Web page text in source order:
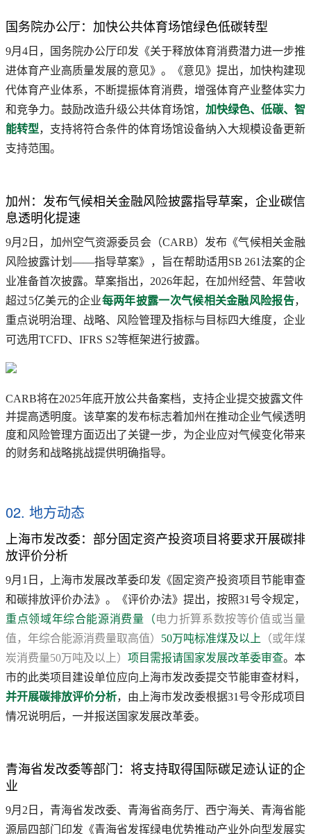
国务院办公厅：加快公共体育场馆绿色低碳转型
9月4日，国务院办公厅印发《关于释放体育消费潜力进一步推
进体育产业高质量发展的意见》。《意见》提出，加快构建现
代体育产业体系，不断提振体育消费，增强体育产业整体实力
和竞争力。鼓励改造升级公共体育场馆， 加快绿色、低碳、智
能转型，支持将符合条件的体育场馆设备纳入大规模设备更新
支持范围。
加州：发布气候相关金融风险披露指导草案，企业碳信
息透明化提速
9月2日，加州空气资源委员会（CARB）发布《气候相关金融
风险披露计划——指导草案》，旨在帮助适用SB 261法案的企
业准备首次披露。草案指出，2026年起，在加州经营、年营收
超过5亿美元的企业每两年披露一次气候相关金融风险报告，
重点说明治理、战略、风险管理及指标与目标四大维度，企业
可选用TCFD、IFRS S2等框架进行披露。
CARB将在2025年底开放公共备案档，支持企业提交披露文件
并提高透明度。该草案的发布标志着加州在推动企业气候透明
度和风险管理方面迈出了关键一步，为企业应对气候变化带来
的财务和战略挑战提供明确指导。
02. 地方动态
上海市发改委：部分固定资产投资项目将要求开展碳排
放评价分析
9月1日，上海市发展改革委印发《固定资产投资项目节能审查
和碳排放评价办法》。《评价办法》提出，按照31号令规定，
重点领域年综合能源消费量（电力折算系数按等价值或当量
值，年综合能源消费量取高值） 50万吨标准煤及以上
（或年煤
炭消费量50万吨及以上） 项目需报请国家发展改革委审查。本
市的此类项目建设单位应向上海市发改委提交节能审查材料，
并开展碳排放评价分析，由上海市发改委根据31号令形成项目
情况说明后，一并报送国家发展改革委。
青海省发改委等部门：将支持取得国际碳足迹认证的企
业
9月2日，青海省发改委、青海省商务厅、西宁海关、青海省能
源局四部门印发《青海省发挥绿电优势推动产业外向型发展实